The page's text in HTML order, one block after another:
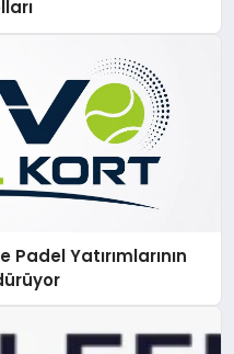
Padel Yatırımlarının